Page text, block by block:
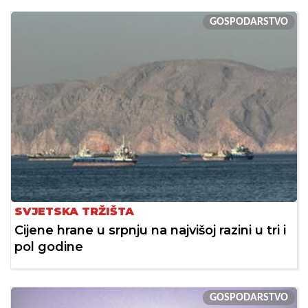
GOSPODARSTVO
SVJETSKA TRŽIŠTA
Cijene hrane u srpnju na najvišoj razini u tri i
pol godine
GOSPODARSTVO